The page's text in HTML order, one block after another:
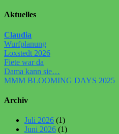
Aktuelles
Claudia
Wurfplanung
Loxstedt 2026
Fiete war da
Dama kann sie…
MMM BLOOMING DAYS 2025
Archiv
Juli 2026 (1)
Juni 2026 (1)